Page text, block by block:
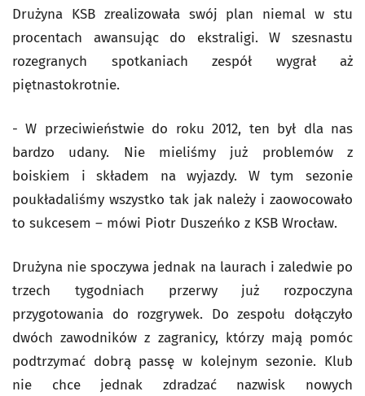
Drużyna KSB zrealizowała swój plan niemal w stu
procentach awansując do ekstraligi. W szesnastu
rozegranych spotkaniach zespół wygrał aż
piętnastokrotnie.
- W przeciwieństwie do roku 2012, ten był dla nas
bardzo udany. Nie mieliśmy już problemów z
boiskiem i składem na wyjazdy. W tym sezonie
poukładaliśmy wszystko tak jak należy i zaowocowało
to sukcesem – mówi Piotr Duszeńko z KSB Wrocław.
Drużyna nie spoczywa jednak na laurach i zaledwie po
trzech tygodniach przerwy już rozpoczyna
przygotowania do rozgrywek. Do zespołu dołączyło
dwóch zawodników z zagranicy, którzy mają pomóc
podtrzymać dobrą passę w kolejnym sezonie. Klub
nie chce jednak zdradzać nazwisk nowych